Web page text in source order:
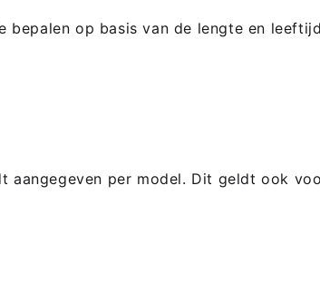
op basis van de lengte en
aangegeven per model. Dit geldt ook